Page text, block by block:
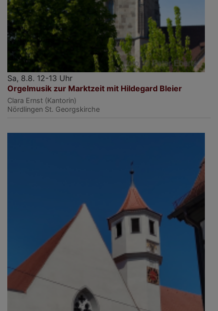
Sa, 8.8. 12-13 Uhr
Orgelmusik zur Marktzeit mit Hildegard Bleier
Clara Ernst (Kantorin)
Nördlingen St. Georgskirche